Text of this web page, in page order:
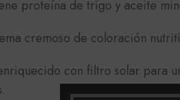
proteína de trigo y aceite
cremoso de coloración
con filtro solar para